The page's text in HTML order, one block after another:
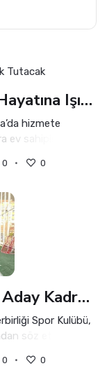
Ormanya’nın Atlas’ı Yaban Hayatına Işık Tutacak
hizmete
ev sahipliği
0 0
Körfezli Zümra Milli Takım Aday Kadrosunda
Spor Kulübü,
söz ettirmeye
0 0